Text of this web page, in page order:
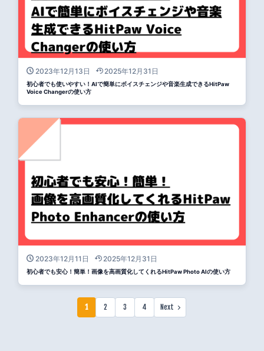
2023年12月13日 2025年12月31日
初心者でも使いやすい！AIで簡単にボイスチェンジや音楽生成できるHitPaw
Voice Changerの使い方
2023年12月11日 2025年12月31日
初心者でも安心！簡単！画像を高画質化してくれるHitPaw Photo AIの使い方
1 2 3 4 Next